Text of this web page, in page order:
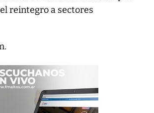
reintegro a sectores